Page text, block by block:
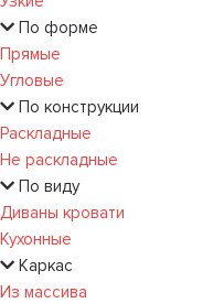
По форме
Прямые
Угловые
По конструкции
Раскладные
Не раскладные
По виду
Диваны кровати
Кухонные
Каркас
Из массива